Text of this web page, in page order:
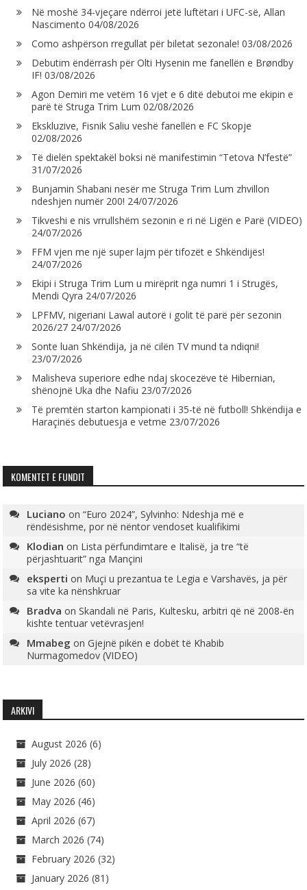
Në moshë 34-vjeçare ndërroi jetë luftëtari i UFC-së, Allan
Nascimento 04/08/2026
Como ashpërson rregullat për biletat sezonale! 03/08/2026
Debutim ëndërrash për Olti Hysenin me fanellën e Brøndby
IF! 03/08/2026
Agon Demiri me vetëm 16 vjet e 6 ditë debutoi me ekipin e
parë të Struga Trim Lum 02/08/2026
Ekskluzive, Fisnik Saliu veshë fanellën e FC Skopje
02/08/2026
Të dielën spektakël boksi në manifestimin “Tetova N’festë”
31/07/2026
Bunjamin Shabani nesër me Struga Trim Lum zhvillon
ndeshjen numër 200! 24/07/2026
Tikveshi e nis vrrullshëm sezonin e ri në Ligën e Parë (VIDEO)
24/07/2026
FFM vjen me një super lajm për tifozët e Shkëndijës!
24/07/2026
Ekipi i Struga Trim Lum u mirëprit nga numri 1 i Strugës,
Mendi Qyra 24/07/2026
LPFMV, nigeriani Lawal autorë i golit të parë për sezonin
2026/27 24/07/2026
Sonte luan Shkëndija, ja në cilën TV mund ta ndiqni!
23/07/2026
Malisheva superiore edhe ndaj skocezëve të Hibernian,
shënojnë Uka dhe Nafiu 23/07/2026
Të premtën starton kampionati i 35-të në futboll! Shkëndija e
Haraçinës debutuesja e vetme 23/07/2026
KOMENTET E FUNDIT
Luciano on“Euro 2024”, Sylvinho: Ndeshja më e
rëndësishme, por në nëntor vendoset kualifikimi
Klodian on Lista përfundimtare e Italisë, ja tre “të
përjashtuarit” nga Mançini
eksperti on Muçi u prezantua te Legia e Varshavës, ja për
sa vite ka nënshkruar
Bradva onSkandali në Paris, Kultesku, arbitri që në 2008-ën
kishte tentuar vetëvrasjen!
Mmabeg onGjejnë pikën e dobët të Khabib
Nurmagomedov (VIDEO)
ARKIVI
August 2026 (6)
July 2026 (28)
June 2026 (60)
May 2026 (46)
April 2026 (67)
March 2026 (74)
February 2026 (32)
January 2026 (81)